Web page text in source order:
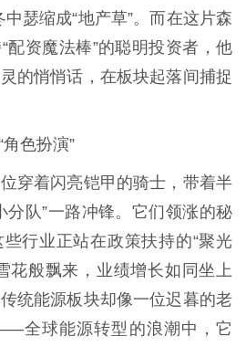
瑟缩成“地产草”。而在这片森
配资魔法棒”的聪明投资者，他
的悄悄话，在板块起落间捕捉
色扮演”
穿着闪亮铠甲的骑士，带着半
分队”一路冲锋。它们领涨的秘
行业正站在政策扶持的“聚光
花般飘来，业绩增长如同坐上
统能源板块却像一位迟暮的老
全球能源转型的浪潮中，它